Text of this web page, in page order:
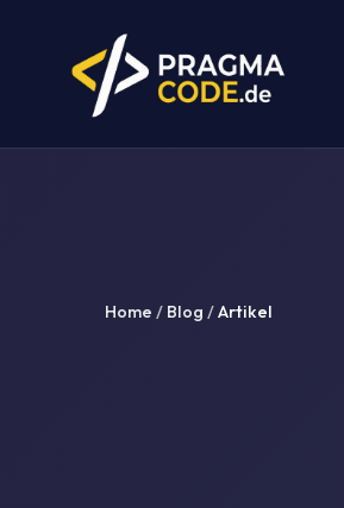
Home / Blog /Artikel